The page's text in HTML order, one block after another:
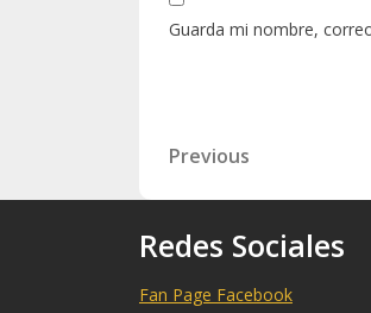
Guarda mi nombre,
Navegación
de
entradas
Previous
Previous
Redes Sociales
Fan Page Facebook